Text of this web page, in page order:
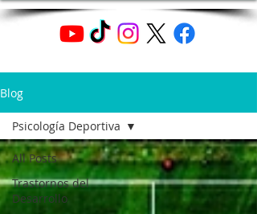
Blog
All Posts
Trastornos del
Desarrollo
Psicología Deportiva